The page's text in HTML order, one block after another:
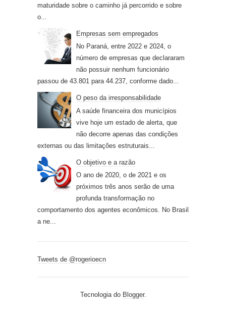
maturidade sobre o caminho já percorrido e sobre
o...
Empresas sem empregados
No Paraná, entre 2022 e 2024, o
número de empresas que declararam
não possuir nenhum funcionário
passou de 43.801 para 44.237, conforme dado...
O peso da irresponsabilidade
A saúde financeira dos municípios
vive hoje um estado de alerta, que
não decorre apenas das condições
externas ou das limitações estruturais...
O objetivo e a razão
O ano de 2020, o de 2021 e os
próximos três anos serão de uma
profunda transformação no
comportamento dos agentes econômicos. No Brasil
a ne...
Tweets de @rogerioecn
Tecnologia do Blogger.